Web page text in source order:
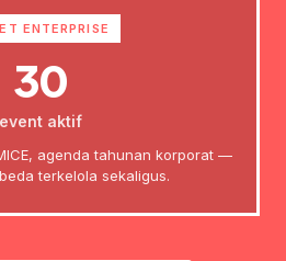
ENTERPRISE
30
event aktif
agenda tahunan korporat —
terkelola sekaligus.